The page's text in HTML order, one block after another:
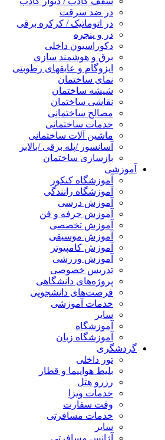
در ضد سرقت
در اتوماتیک / کرکره برقی
در و پنجره
دکوراسیون داخلی
برق و هوشمند سازی
ایزوگام و عایقهای رطوبتی
نمای ساختمان
شیشه ساختمان
نقاشی ساختمان
مصالح ساختمانی
خدمات ساختمانی
ماشین آلات ساختمانی
آسانسور /پله برقی /بالابر
بازسازی ساختمان
آموزشی
آموزشگاه کنکور
آموزشگاه رانندگی
آموزش درسی
آموزش حرفه و فن
آموزش تخصصی
آموزش موسیقی
آموزش کامپیوتر
آموزش ورزشی
تدریس خصوصی
پروژه‌های دانشگاهی
فرصت‌های دانشجویی
خدمات آموزشی
سایر
آموزشگاه
آموزشگاه زبان
گردشگری
تور داخلی
بلیط هواپیما و قطار
رزرو هتل
خدمات ویزا
وقت سفارت
خدمات مسافرتی
سایر